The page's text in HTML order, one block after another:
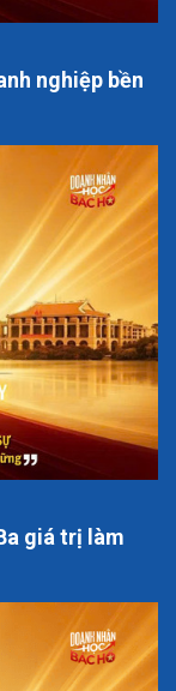
nghiệp bền
giá trị làm